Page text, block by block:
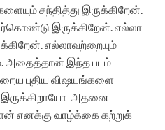
சந்தித்து இருக்கிறேன்.
இருக்கிறேன். எல்லா
எல்லாவற்றையும்
அதைத்தான் இந்த படம்
புதிய விஷயங்களை
இருக்கிறாயோ அதனை
எனக்கு வாழ்க்கை கற்றுக்